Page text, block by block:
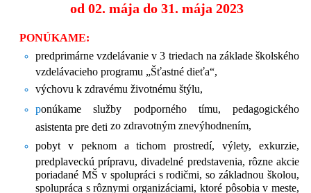
od 02. mája do 31. mája 2023
PONÚKAME:
predprimárne vzdelávanie v 3 triedach na základe školského
vzdelávacieho programu „Šťastné dieťa“,
výchovu k zdravému životnému štýlu,
ponúkame služby podporného tímu, pedagogického
asistenta pre deti zo zdravotným znevýhodnením,
pobyt v peknom a tichom prostredí, výlety, exkurzie,
predplaveckú prípravu, divadelné predstavenia, rôzne akcie
poriadané MŠ v spolupráci s rodičmi, so základnou školou,
spolupráca s rôznymi organizáciami, ktoré pôsobia v meste,